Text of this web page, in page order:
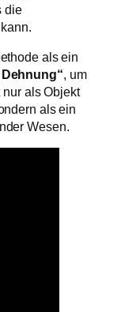
die
als ein
, um
als Objekt
als ein
Wesen.